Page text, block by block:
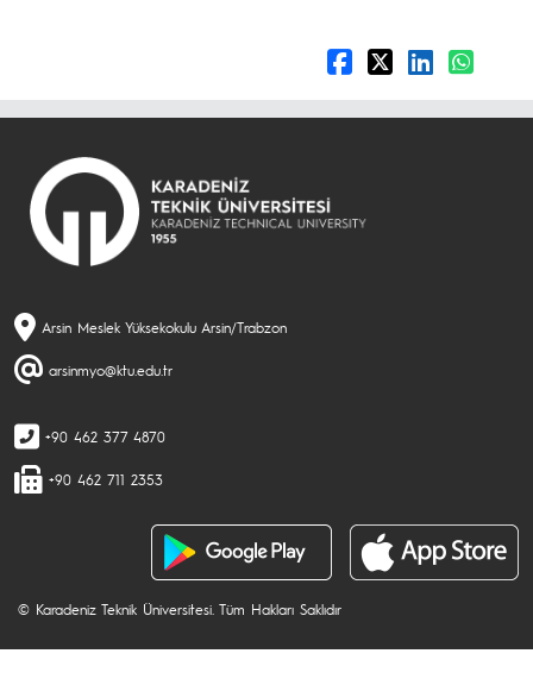
Arsin Meslek Yüksekokulu Arsin/Trabzon
arsinmyo@ktu.edu.tr
+90 462 377 4870
+90 462 711 2353
© Karadeniz Teknik Üniversitesi. Tüm Hakları Saklıdır